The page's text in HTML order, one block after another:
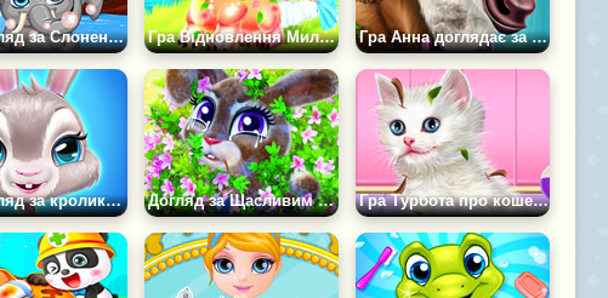
Гра Догляд за Слоненям Гра Відновлення Милого Дракона Гра Анна доглядає за Свеном
Гра Догляд за кроликом Дейзі Догляд за Щасливим Кроликом Гра Турбота про кошеня